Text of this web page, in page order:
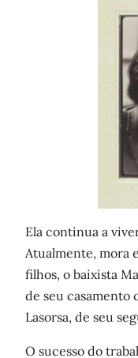
Ela continua a
Atualmente, mora
filhos, o baixista
de seu casamento
Lasorsa, de seu
O sucesso do